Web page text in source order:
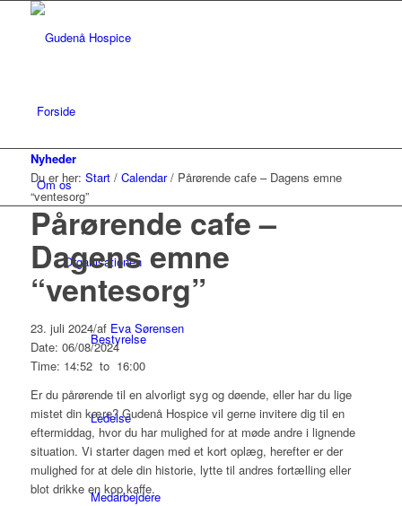
Forside
Om os
Organisationen
Bestyrelse
Ledelse
Medarbejdere
Nyheder
Du er her: Start / Calendar / Pårørende cafe – Dagens emne
“ventesorg”
Pårørende cafe –
Dagens emne
“ventesorg”
23. juli 2024/af Eva Sørensen
Date: 06/08/2024
Time: 14:52 to 16:00
Er du pårørende til en alvorligt syg og døende, eller har du lige
mistet din kære? Gudenå Hospice vil gerne invitere dig til en
eftermiddag, hvor du har mulighed for at møde andre i lignende
situation. Vi starter dagen med et kort oplæg, herefter er der
mulighed for at dele din historie, lytte til andres fortælling eller
blot drikke en kop kaffe.